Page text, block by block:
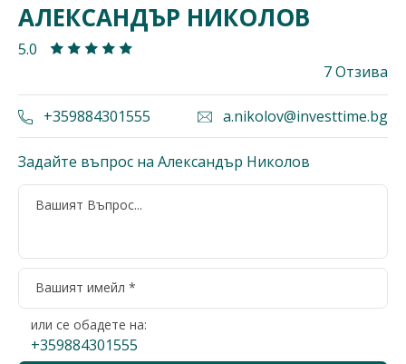
АЛЕКСАНДЪР НИКОЛОВ
5.0
7 Отзива
+359884301555 a.nikolov@investtime.bg
Задайте въпрос на Александър Николов
или се обадете на:
+359884301555